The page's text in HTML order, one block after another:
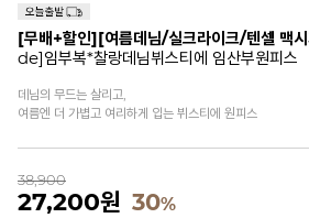
[무배+할인][여름데님/실크라이크/텐셀 맥
de]임부복*찰랑데님뷔스티에 임산부원피스
데님의 무드는 살리고,
여름엔 더 가볍고 여리하게 입는 뷔스티에 원피스
38,900
27,200원 30%